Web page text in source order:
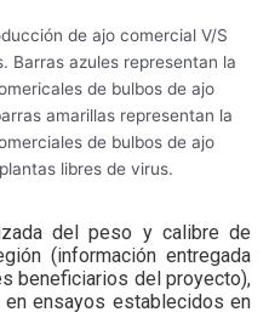
de ajo comercial V/S
Barras azules representan la
de bulbos de ajo
amarillas representan la
de bulbos de ajo
libres de virus.
del peso y calibre de
(información entregada
beneficiarios del proyecto),
ensayos establecidos en